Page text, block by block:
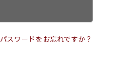
パスワードをお忘れですか？